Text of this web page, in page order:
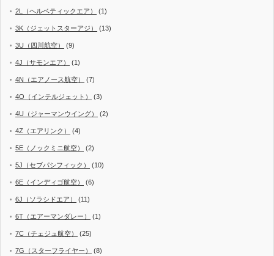
2L（ヘルベティックエア） (1)
3K（ジェットスターアジ） (13)
3U（四川航空） (9)
4J（サモンエア） (1)
4N（エアノース航空） (7)
4O（インテルジェット） (3)
4U（ジャーマンウイング） (2)
4Z（エアリンク） (4)
5E（ノックミニ航空） (2)
5J（セブパシフィック） (10)
6E（インディゴ航空） (6)
6J（ソラシドエア） (11)
6T（エアーマンダレー） (1)
7C（チェジュ航空） (25)
7G（スターフライヤー） (8)